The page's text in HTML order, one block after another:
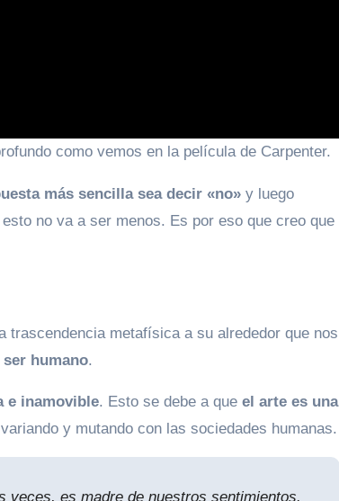
como vemos en la película de Carpenter.
más sencilla sea decir «no» y luego
no va a ser menos. Es por eso que creo que
trascendencia metafísica a su alrededor que nos
humano.
e inamovible. Esto se debe a que el arte es una
y mutando con las sociedades humanas.
veces, es madre de nuestros sentimientos.